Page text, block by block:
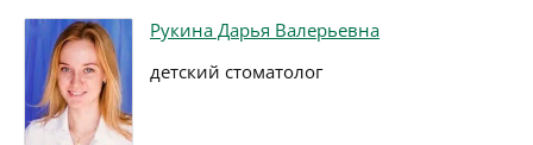
Рукина Дарья Валерьевна
детский стоматолог